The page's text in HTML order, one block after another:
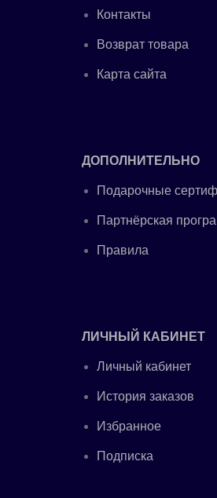
Контакты
Возврат товара
Карта сайта
ДОПОЛНИТЕЛЬНО
Подарочные
Партнёрская
Правила
ЛИЧНЫЙ КАБИНЕТ
Личный кабинет
История заказов
Избранное
Подписка